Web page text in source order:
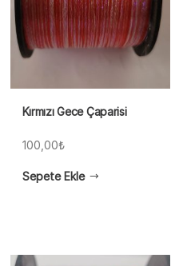
Kırmızı Gece Çaparisi
100,00₺
Sepete Ekle